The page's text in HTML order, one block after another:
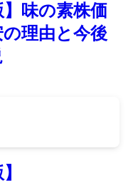
】味の素株価
理由と今後